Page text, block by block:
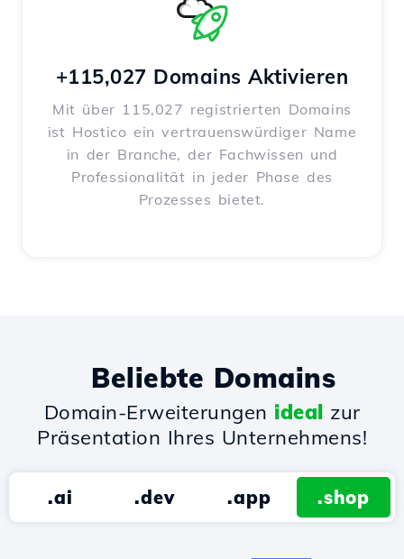
+115,027 Domains Aktivieren
Mit über 115,027 registrierten Domains
ist Hostico ein vertrauenswürdiger Name
in der Branche, der Fachwissen und
Professionalität in jeder Phase des
Prozesses bietet.
Beliebte Domains
Domain-Erweiterungen ideal zur
Präsentation Ihres Unternehmens!
.ai .dev .app .shop